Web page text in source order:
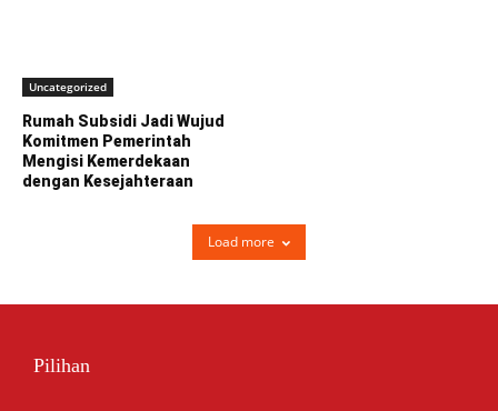
Uncategorized
Rumah Subsidi Jadi Wujud
Komitmen Pemerintah
Mengisi Kemerdekaan
dengan Kesejahteraan
Load more
Pilihan